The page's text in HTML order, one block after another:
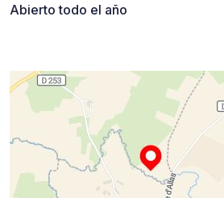
Abierto todo el año